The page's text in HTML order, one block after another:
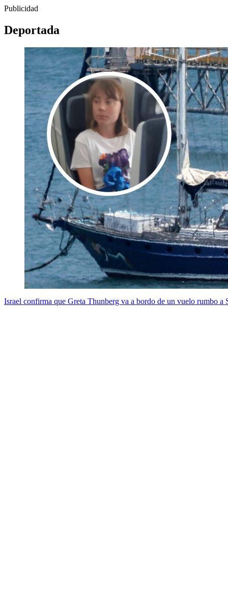
Publicidad
Deportada
Israel confirma que Greta Thunberg va a bordo de un vuelo rumbo a